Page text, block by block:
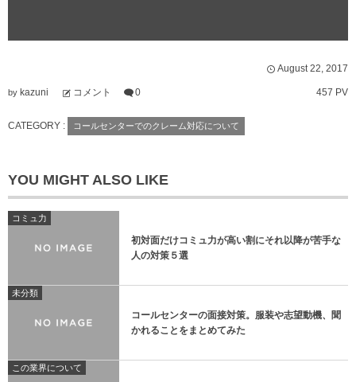
August 22 2017
by kazuni コメント 0 457 PV
CATEGORY : コールセンターでのクレーム対応について
YOU MIGHT ALSO LIKE
コミュ力
初対面だけコミュ力が高い割にそれ以降が苦手な
人の対策５選
未分類
コールセンターの面接対策。服装や志望動機、聞
かれることをまとめてみた
この業界について